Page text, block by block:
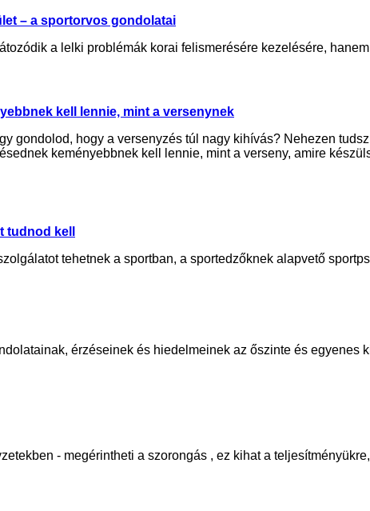
– a sportorvos gondolatai
a lelki problémák korai felismerésére kezelésére,
kell lennie, mint a versenynek
gondolod, hogy a versenyzés túl nagy kihívás? Nehezen
keményebbnek kell lennie, mint a verseny, amire
kell
tehetnek a sportban, a sportedzőknek alapvető
érzéseinek és hiedelmeinek az őszinte és
- megérintheti a szorongás , ez kihat a